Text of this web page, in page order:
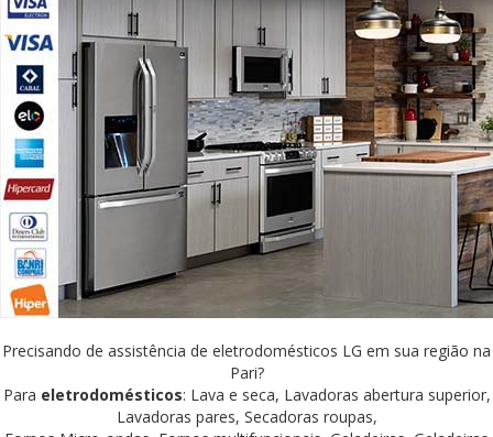
Precisando de assistência de eletrodomésticos LG em sua região na
Pari?
Para eletrodomésticos: Lava e seca, Lavadoras abertura superior,
Lavadoras pares, Secadoras roupas,